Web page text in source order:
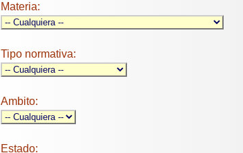
Materia:
Tipo normativa:
Ambito:
Estado: